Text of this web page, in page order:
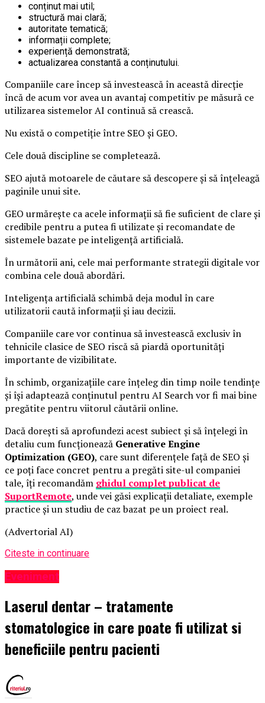
conținut mai util;
structură mai clară;
autoritate tematică;
informații complete;
experiență demonstrată;
actualizarea constantă a conținutului.
Companiile care încep să investească în această direcție
încă de acum vor avea un avantaj competitiv pe măsură ce
utilizarea sistemelor AI continuă să crească.
Nu există o competiție între SEO și GEO.
Cele două discipline se completează.
SEO ajută motoarele de căutare să descopere și să înțeleagă
paginile unui site.
GEO urmărește ca acele informații să fie suficient de clare și
credibile pentru a putea fi utilizate și recomandate de
sistemele bazate pe inteligență artificială.
În următorii ani, cele mai performante strategii digitale vor
combina cele două abordări.
Inteligența artificială schimbă deja modul în care
utilizatorii caută informații și iau decizii.
Companiile care vor continua să investească exclusiv în
tehnicile clasice de SEO riscă să piardă oportunități
importante de vizibilitate.
În schimb, organizațiile care înțeleg din timp noile tendințe
și își adaptează conținutul pentru AI Search vor fi mai bine
pregătite pentru viitorul căutării online.
Dacă dorești să aprofundezi acest subiect și să înțelegi în
detaliu cum funcționează Generative Engine
Optimization (GEO), care sunt diferențele față de SEO și
ce poți face concret pentru a pregăti site-ul companiei
tale, îți recomandăm ghidul complet publicat de
SuportRemote, unde vei găsi explicații detaliate, exemple
practice și un studiu de caz bazat pe un proiect real.
(Advertorial AI)
Citeste in continuare
Eveniment
Laserul dentar – tratamente
stomatologice in care poate fi utilizat si
beneficiile pentru pacienti